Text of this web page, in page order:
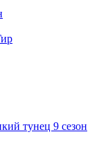
тунец 9 сезон